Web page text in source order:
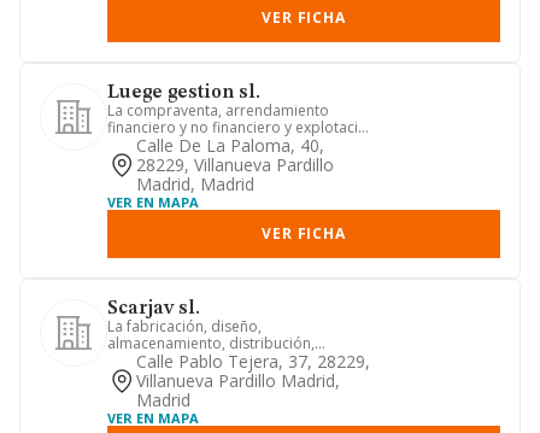
VER FICHA
Luege gestion sl.
La compraventa, arrendamiento
financiero y no financiero y explotación
de toda clase de bienes inmu...
Calle De La Paloma, 40,
28229, Villanueva Pardillo
Madrid, Madrid
VER EN MAPA
VER FICHA
Scarjav sl.
La fabricación, diseño,
almacenamiento, distribución,
promoción, importación, exportación y
comerci...
Calle Pablo Tejera, 37, 28229,
Villanueva Pardillo Madrid,
Madrid
VER EN MAPA